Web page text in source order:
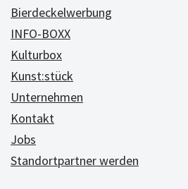
Bierdeckelwerbung
INFO-BOXX
Kulturbox
Kunst:stück
Unternehmen
Kontakt
Jobs
Standortpartner werden